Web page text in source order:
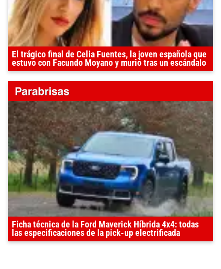
El trágico final de Celia Fuentes, la joven española que
estuvo con Facundo Moyano y murió tras un escándalo
Ficha técnica de la Ford Maverick Híbrida 4x4: todas
las especificaciones de la pick-up electrificada